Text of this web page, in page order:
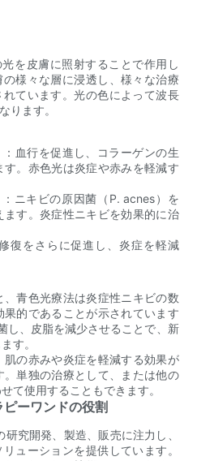
を皮膚に照射することで作用し
様々な層に浸透し、様々な治療
ています。光の色によって波長
ります。
：血行を促進し、コラーゲンの生
。赤色光は炎症や赤みを軽減す
：ニキビの原因菌（P. acnes）を
す。炎症性ニキビを効果的に治
復をさらに促進し、炎症を軽減
、青色光療法は炎症性ニキビの数
果的であることが示されています
し、皮脂を減少させることで、新
す。
肌の赤みや炎症を軽減する効果が
単独の治療として、または他の
て使用​​することもできます。
ーワンドの役割
究開発、製造、販売に注力し、
ューションを提供しています。